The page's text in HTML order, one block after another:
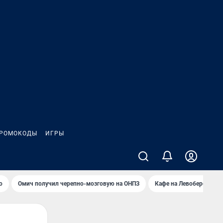
ИГРЫ
Омич получил черепно-мозговую на ОНПЗ Кафе на Левобережье